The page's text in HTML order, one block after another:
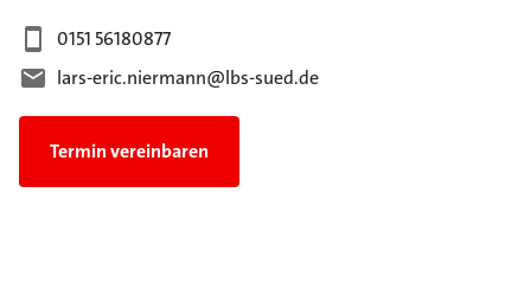
0151 56180877
lars-eric.niermann@lbs-sued.de
Termin vereinbaren